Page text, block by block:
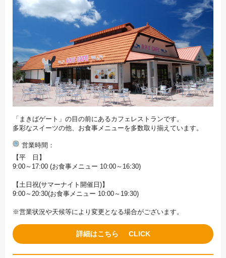
「まきばゲート」の目の前にあるカフェレストランです。
多彩なスイーツの他、お食事メニューを多数取り揃えています。
営業時間
【平 日】
9:00～17:00 (お食事メニュー 10:00～16:30)
【土日祝(サマーナイト開催日)】
9:00～20:30(お食事メニュー 10:00～19:30)
※営業状況や天候等により変更となる場合がございます。
詳細はこちら